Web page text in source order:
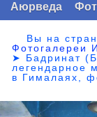
Аюрведа
Вы на
Фотогалереи
➤ Бадринат
легендарное
в Гималаях,